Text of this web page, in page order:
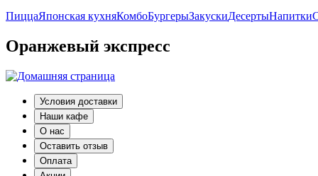
ПиццаЯпонская кухняКомбоБургерыЗакускиДесертыНапитки
Оранжевый экспресс
Условия доставки
Наши кафе
О нас
Оставить отзыв
Оплата